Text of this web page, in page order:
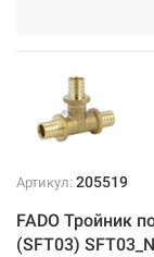
Артикул: 205519
FADO Тройник
(SFT03)